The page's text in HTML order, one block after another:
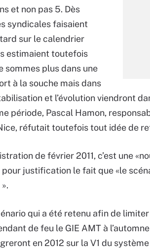
et non pas 5. Dès
syndicales faisaient
sur le calendrier
estimaient toutefois
sommes plus dans une
à la souche mais dans
et l’évolution viendront
période, Pascal Hamon,
réfutait toutefois tout idée de
de février 2011, c’est une
justification le fait que «le
qui a été retenu afin de
de feu le GIE AMT à
en 2012 sur la V1 du